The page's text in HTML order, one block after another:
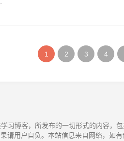
1 2 3 4
习博客，所发布的一切形式的内容，
请用户自负。本站信息来自网络，如